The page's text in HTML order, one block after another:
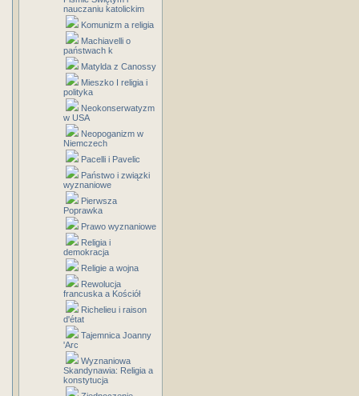
nauczaniu katolickim
Komunizm a religia
Machiavelli o
państwach k
Matylda z Canossy
Mieszko I religia i
polityka
Neokonserwatyzm
w USA
Neopoganizm w
Niemczech
Pacelli i Pavelic
Państwo i związki
wyznaniowe
Pierwsza
Poprawka
Prawo wyznaniowe
Religia i
demokracja
Religie a wojna
Rewolucja
francuska a Kościół
Richelieu i raison
d'état
Tajemnica Joanny
'Arc
Wyznaniowa
Skandynawia: Religia a
konstytucja